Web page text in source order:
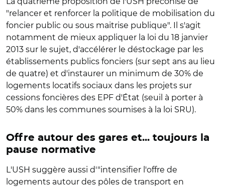
"relancer et renforcer la politique de mobilisation du
foncier public ou sous maitrise publique". Il s'agit
notamment de mieux appliquer la loi du 18 janvier
2013 sur le sujet, d'accélérer le déstockage par les
établissements publics fonciers (sur sept ans au lieu
de quatre) et d'instaurer un minimum de 30% de
logements locatifs sociaux dans les projets sur
cessions foncières des EPF d'État (seuil à porter à
50% dans les communes soumises à la loi SRU).
Offre autour des gares et... toujours la
pause normative
L'USH suggère aussi d'"intensifier l'offre de
logements autour des pôles de transport en